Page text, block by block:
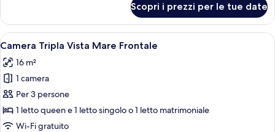
con
Vista
Mare
Laterale
Matrimoniale/Doppia
con
Letti
con
Vista
Mare
Laterale
Scopri i prezzi per le tue date
Apri
tutte
le
foto
per
Camera
Tripla
Un letto rifatto con asciugamani
4
Camera Tripla Vista Mare Frontale
16 m²
1 camera
Per 3 persone
1 letto queen e 1 letto singolo o 1 letto matrimoniale
Wi-Fi gratuito